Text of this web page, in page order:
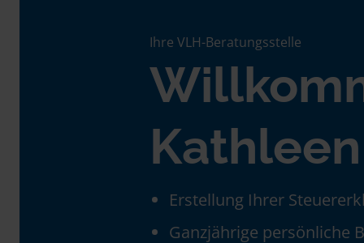
Ihre VLH-Beratungsstelle
Erstellung Ihrer
Ganzjährige persönliche